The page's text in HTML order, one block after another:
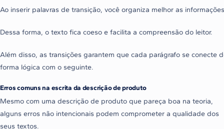
Ao inserir palavras de transição, você organiza melhor as
Dessa forma, o texto fica coeso e facilita a compreensão do leitor.
Além disso, as transições garantem que cada parágrafo se conecte
forma lógica com o seguinte.
Erros comuns na escrita da descrição de produto
Mesmo com uma descrição de produto que pareça boa na teoria,
alguns erros não intencionais podem comprometer a qualidade dos
seus textos.